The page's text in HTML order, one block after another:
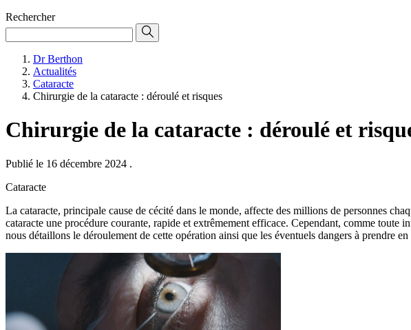
Rechercher
Dr Berthon
Actualités
Cataracte
Chirurgie de la cataracte : déroulé et risques
Chirurgie de la cataracte : déroulé et
Publié le 16 décembre 2024 .
Cataracte
La cataracte, principale cause de cécité dans le monde, affecte des millions de personnes
cataracte une procédure courante, rapide et extrêmement efficace. Cependant, comme toute
nous détaillons le déroulement de cette opération ainsi que les éventuels dangers à prendre